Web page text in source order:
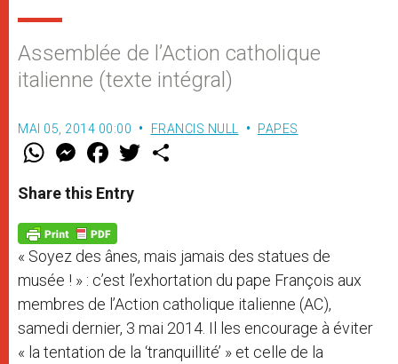
Assemblée de l’Action catholique
italienne (texte intégral)
MAI 05, 2014 00:00 FRANCIS NULL PAPES
W
t
s
p
p
M
e
s
e
g
e
r
F
a
e
b
o
k
w
Share this Entry
« Soyez des ânes, mais jamais des statues de
musée ! » : c’est l’exhortation du pape François aux
membres de l’Action catholique italienne (AC),
samedi dernier, 3 mai 2014. Il les encourage à éviter
« la tentation de la ‘tranquillité’ » et celle de la